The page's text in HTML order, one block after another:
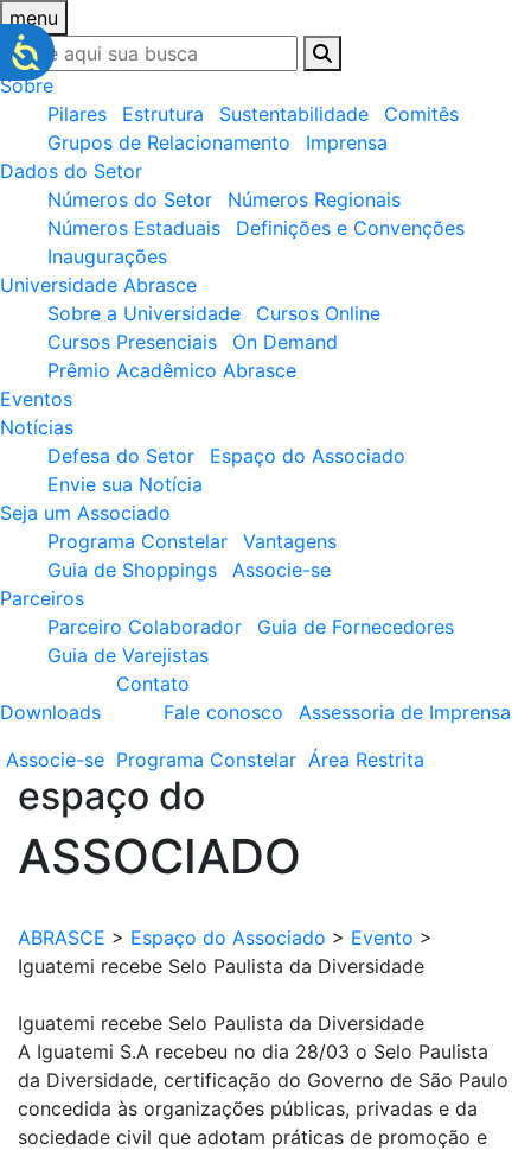
menu
Sobre
Pilares
Estrutura Sustentabilidade
Comitês
Grupos de Relacionamento
Imprensa
Dados do Setor
Números do Setor
Números Regionais
Números Estaduais
Definições e Convenções
Inaugurações
Universidade Abrasce
Sobre a Universidade
Cursos Online
Cursos Presenciais
On Demand
Prêmio Acadêmico Abrasce
Eventos
Notícias
Defesa do Setor
Espaço do Associado
Envie sua Notícia
Seja um Associado
Programa Constelar
Vantagens
Guia de Shoppings
Associe-se
Parceiros
Parceiro Colaborador
Guia de Fornecedores
Guia de Varejistas
Downloads
Contato
Fale conosco
Assessoria de Imprensa
Associe-se Programa Constelar Área Restrita
espaço do
ASSOCIADO
ABRASCE > Espaço do Associado > Evento >
Iguatemi recebe Selo Paulista da Diversidade
Iguatemi recebe Selo Paulista da Diversidade
A Iguatemi S.A recebeu no dia 28/03 o Selo Paulista
da Diversidade, certificação do Governo de São Paulo
concedida às organizações públicas, privadas e da
sociedade civil que adotam práticas de promoção e